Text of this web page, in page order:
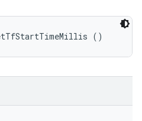
()